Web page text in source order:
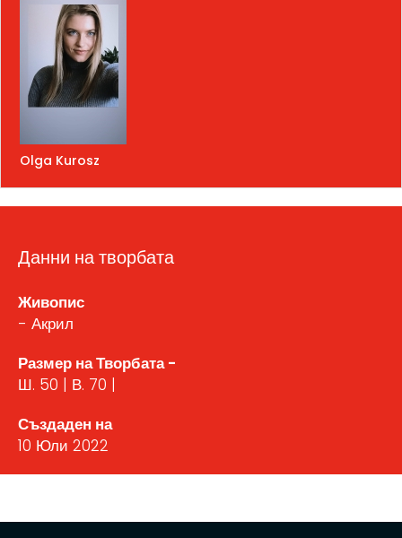
Olga Kurosz
Данни на творбата
Живопис
- Акрил
Размер на Творбата -
Ш. 50 | В. 70 |
Създаден на
10 Юли 2022